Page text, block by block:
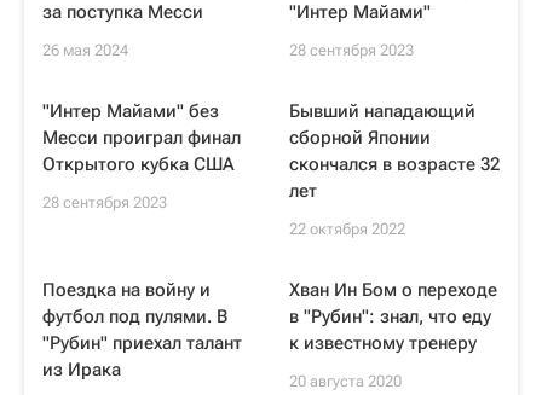
за поступка Месси
26 мая 2024
"Интер Майами"
28 сентября 2023
"Интер Майами" без
Месси проиграл финал
Открытого кубка США
28 сентября 2023
Бывший нападающий
сборной Японии
скончался в возрасте 32
лет
22 октября 2022
Поездка на войну и
футбол под пулями. В
"Рубин" приехал талант
из Ирака
Хван Ин Бом о переходе
в "Рубин": знал, что еду
к известному тренеру
20 августа 2020